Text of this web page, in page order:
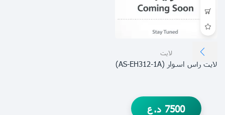
لايت
لايت راس اسوار (AS-EH312-1A)
7500 د.ع